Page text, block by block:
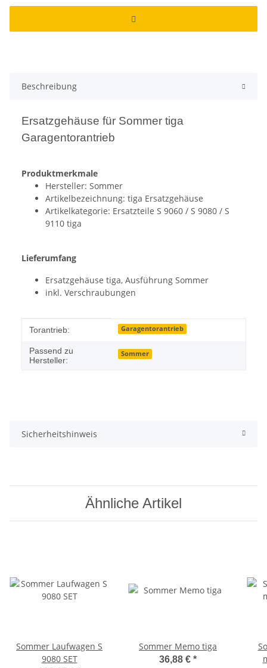
Beschreibung
Ersatzgehäuse für Sommer tiga
Garagentorantrieb
Produktmerkmale
Hersteller: Sommer
Artikelbezeichnung: tiga Ersatzgehäuse
Artikelkategorie: Ersatzteile S 9060 / S 9080 / S
9110 tiga
Lieferumfang
Ersatzgehäuse tiga, Ausführung Sommer
inkl. Verschraubungen
Produkteigenschaft
Wert
Torantrieb: Garagentorantrieb
Passend zu
Hersteller:
Sommer
Sicherheitshinweis
Ähnliche Artikel
Sommer Laufwagen S
9080 SET
Sommer Memo tiga
36,88 € *